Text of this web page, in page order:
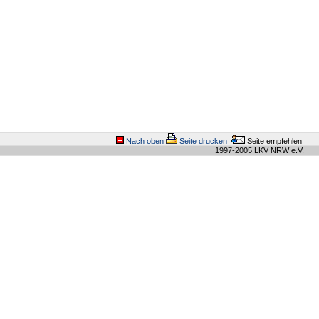
Nach oben Seite drucken
Seite empfehlen
1997-2005 LKV NRW e.V.